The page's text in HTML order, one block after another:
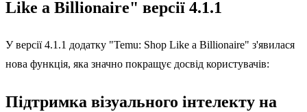
Like a Billionaire" версії 4.1.1
У версії 4.1.1 додатку "Temu: Shop Like a Billionaire" з'явилася
нова функція, яка значно покращує досвід користувачів:
Підтримка візуального інтелекту на